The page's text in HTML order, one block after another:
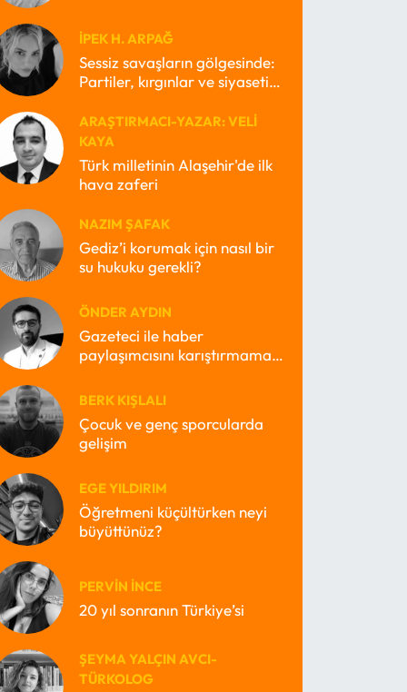
İPEK H. ARPAĞ
Sessiz savaşların gölgesinde:
Partiler, kırgınlar ve siyasetin
ARAŞTIRMACI-YAZAR: VELI
KAYA
Türk milletinin Alaşehir'de ilk
hava zaferi
NAZIM ŞAFAK
Gediz’i korumak için nasıl bir
su hukuku gerekli?
ÖNDER AYDIN
Gazeteci ile haber
paylaşımcısını karıştırmamak
BERK KIŞLALI
Çocuk ve genç sporcularda
gelişim
EGE YILDIRIM
Öğretmeni küçültürken neyi
büyüttünüz?
PERVIN İNCE
20 yıl sonranın Türkiye’si
ŞEYMA YALÇIN AVCI-
TÜRKOLOG